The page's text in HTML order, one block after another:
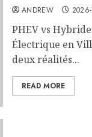
ANDREW
PHEV vs
Électrique en
deux réalités...
READ MORE